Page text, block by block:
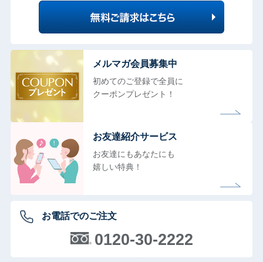
メルマガ会員募集中
初めてのご登録で全員に
クーポンプレゼント！
お友達紹介サービス
お友達にもあなたにも
嬉しい特典！
お電話でのご注文
0120-30-2222